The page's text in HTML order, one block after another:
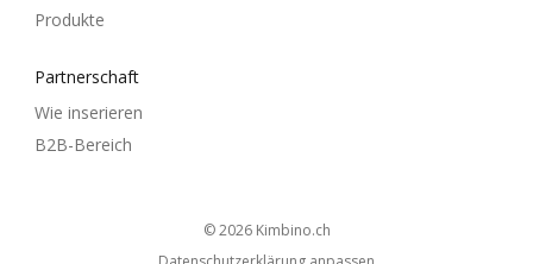
Produkte
Partnerschaft
Wie inserieren
B2B-Bereich
© 2026 kimbino.ch